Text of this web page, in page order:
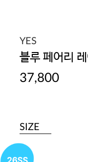
YES
블루 페어리
37,800
SIZE